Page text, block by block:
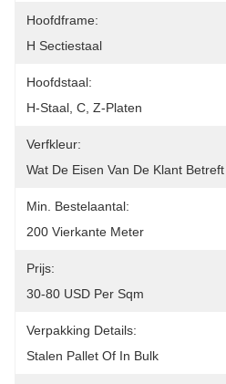
Hoofdframe:
H Sectiestaal
Hoofdstaal:
H-Staal, C, Z-Platen
Verfkleur:
Wat De Eisen Van De Klant Betreft
Min. Bestelaantal:
200 Vierkante Meter
Prijs:
30-80 USD Per Sqm
Verpakking Details:
Stalen Pallet Of In Bulk